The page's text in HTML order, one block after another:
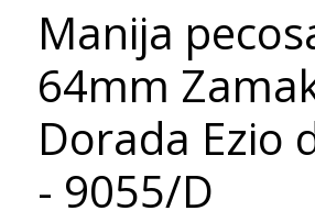
Manija
64mm
Dorada Ezio
- 9055/D